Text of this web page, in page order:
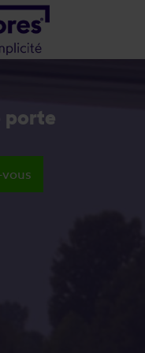
porte